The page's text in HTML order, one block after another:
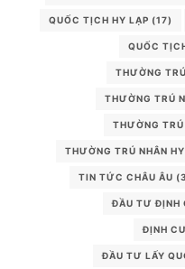
QUỐC TỊCH HY LẠP (17)
QUỐC
THƯỜNG
THƯỜNG TRÚ
THƯỜNG
THƯỜNG TRÚ NHÂN
TIN TỨC CHÂU ÂU
ĐẦU TƯ ĐỊNH
ĐỊNH
ĐẦU TƯ LẤY